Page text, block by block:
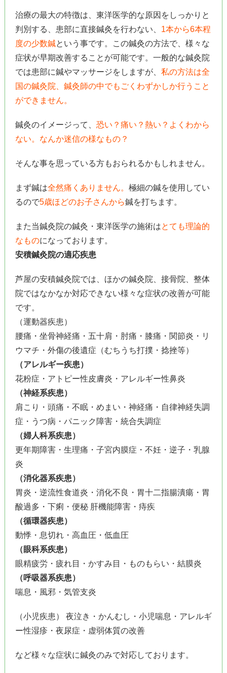
治療の最大の特徴は、東洋医学的な原因をしっかりと
判別する、患部に直接鍼灸を行わない、 1本から6本程
度の少数鍼という事です。この鍼灸の方法で、様々な
症状が早期改善することが可能です。一般的な鍼灸院
では患部に鍼やマッサージをしますが、 私の方法は全
国の鍼灸院、鍼灸師の中でもごくわずかしか行うこと
ができません。
鍼灸のイメージって、 恐い？痛い？熱い？よくわから
ない。なんか迷信の様なもの？
そんな事を思っている方もおられるかもしれません。
まず鍼は全然痛くありません。 極細の鍼を使用してい
るので5歳ほどのお子さんから鍼を打ちます。
また当鍼灸院の鍼灸・東洋医学の施術はとても理論的
なものになっております。
安積鍼灸院の適応疾患
芦屋の安積鍼灸院では、ほかの鍼灸院、接骨院、整体
院ではなかなか対応できない様々な症状の改善が可能
です。
（運動器疾患）
腰痛・坐骨神経痛・五十肩・肘痛・膝痛・関節炎・リ
ウマチ・外傷の後遺症（むちうち打撲・捻挫等）
（アレルギー疾患）
花粉症・アトピー性皮膚炎・アレルギー性鼻炎
（神経系疾患）
肩こり・頭痛・不眠・めまい・神経痛・自律神経失調
症・うつ病・パニック障害・統合失調症
（婦人科系疾患）
更年期障害・生理痛・子宮内膜症・不妊・逆子・乳腺
炎
（消化器系疾患）
胃炎・逆流性食道炎・消化不良・胃十二指腸潰瘍・胃
酸過多・下痢・便秘 肝機能障害・痔疾
（循環器疾患）
動悸・息切れ・高血圧・低血圧
（眼科系疾患）
眼精疲労・疲れ目・かすみ目・ものもらい・結膜炎
（呼吸器系疾患）
喘息・風邪・気管支炎
（小児疾患） 夜泣き・かんむし・小児喘息・アレルギ
ー性湿疹・夜尿症・虚弱体質の改善
など様々な症状に鍼灸のみで対応しております。